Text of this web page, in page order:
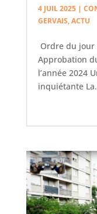
4 JUIL 2025|
GERVAIS,ACTU
Ordre du
Approbation
l’année 2024
inquiétante